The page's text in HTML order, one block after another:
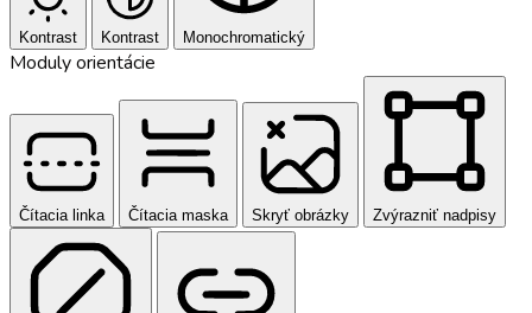
Kontrast Kontrast Monochromatický
Moduly orientácie
Čítacia linka Čítacia maska Skryť obrázky Zvýrazniť nadpisy